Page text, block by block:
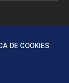
DE COOKIES